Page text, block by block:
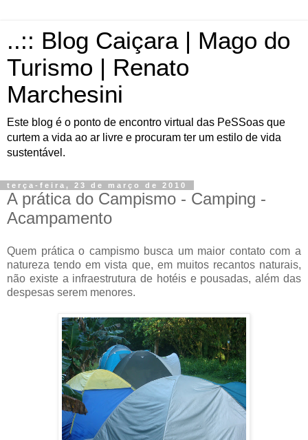
..:: Blog Caiçara | Mago do
Turismo | Renato
Marchesini
Este blog é o ponto de encontro virtual das PeSSoas que
curtem a vida ao ar livre e procuram ter um estilo de vida
sustentável.
terça-feira, 23 de março de 2010
A prática do Campismo - Camping -
Acampamento
Quem prática o campismo busca um maior contato com a
natureza tendo em vista que, em muitos recantos naturais,
não existe a infraestrutura de hotéis e pousadas, além das
despesas serem menores.